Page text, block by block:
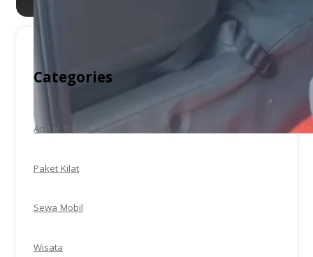
Categories
Artikel Travel
Paket Kilat
Sewa Mobil
Wisata